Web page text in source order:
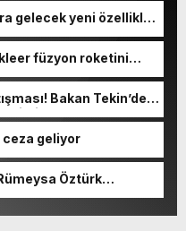
gelecek yeni özellikler
füzyon roketini
Bakan Tekin’den
erken başlattık”
ceza geliyor
Öztürk